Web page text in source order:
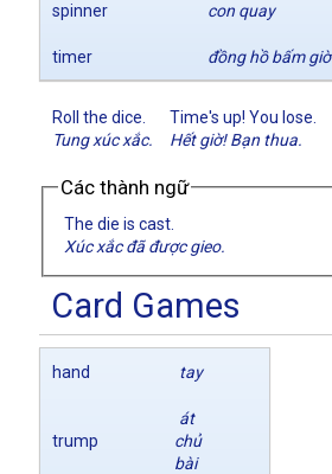
spinner con quay
timer đồng hồ bấm giờ
Roll the dice.
Tung xúc xắc.
Time's up! You lose.
Hết giờ! Bạn thua.
Các thành ngữ
The die is cast.
Xúc xắc đã được gieo.
Card Games
hand tay
trump
át
chủ
bài